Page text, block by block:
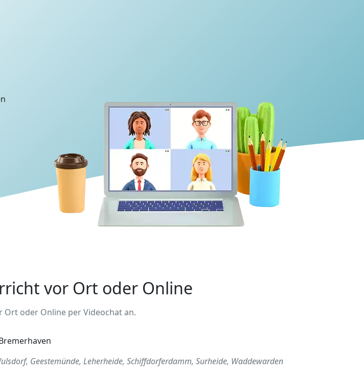
vor Ort oder Online
oder Online per Videochat an.
Geestemünde, Leherheide, Schiffdorferdamm, Surheide, Waddewarden